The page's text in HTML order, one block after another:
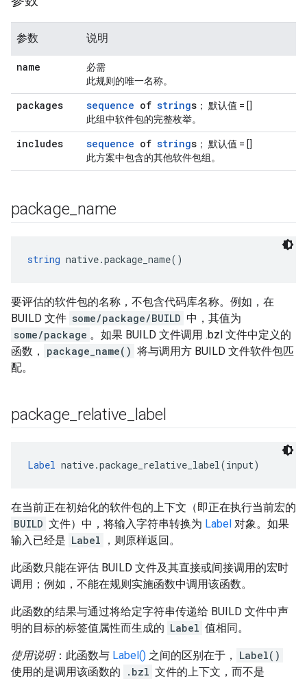
参数 说明
name
必需
此规则的唯一名称。
packages sequence of strings ； 默认值 = []
此组中软件包的完整枚举。
includes sequence of strings ； 默认值 = []
此方案中包含的其他软件包组。
package name
string native.package_name()
要评估的软件包的名称，不包含代码库名称。例如，在
BUILD 文件 some/package/BUILD 中，其值为
some/package 。如果 BUILD 文件调用 .bzl 文件中定义的
函数，
package_name() 将与调用方 BUILD 文件软件包匹
配。
package relative label
Label native.package_relative_label(input)
在当前正在初始化的软件包的上下文（即正在执行当前宏的
BUILD 文件）中，将输入字符串转换为 Label 对象。如果
输入已经是 Label ，则原样返回。
此函数只能在评估 BUILD 文件及其直接或间接调用的宏时
调用；例如，不能在规则实施函数中调用该函数。
此函数的结果与通过将给定字符串传递给 BUILD 文件中声
明的目标的标签值属性而生成的 Label 值相同。
使用说明：此函数与 Label() 之间的区别在于，
Label()
使用的是调用该函数的
.bzl 文件的上下文，而不是